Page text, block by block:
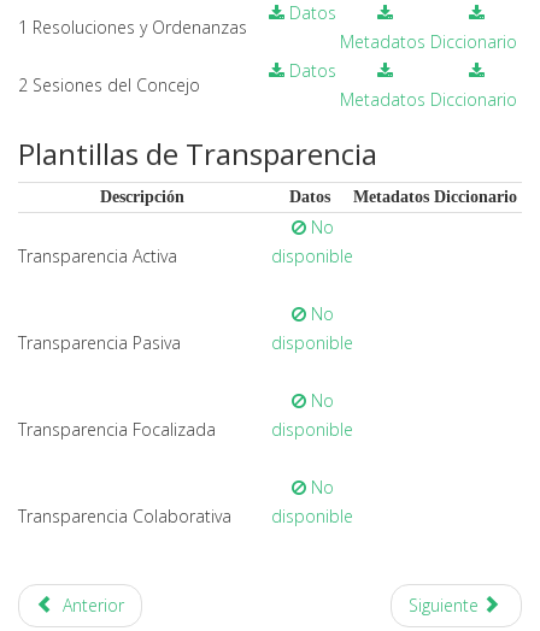
1 Resoluciones y Ordenanzas
Datos
Metadatos Diccionario
2 Sesiones del Concejo
Datos
Metadatos Diccionario
Plantillas de Transparencia
Descripción Datos Metadatos Diccionario
Transparencia Activa
No
disponible
Transparencia Pasiva
No
disponible
Transparencia Focalizada
No
disponible
Transparencia Colaborativa
No
disponible
Anterior Siguiente